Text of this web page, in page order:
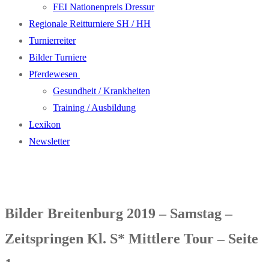
FEI Nationenpreis Dressur
Regionale Reitturniere SH / HH
Turnierreiter
Bilder Turniere
Pferdewesen
Gesundheit / Krankheiten
Training / Ausbildung
Lexikon
Newsletter
Bilder Breitenburg 2019 – Samstag –
Zeitspringen Kl. S* Mittlere Tour – Seite